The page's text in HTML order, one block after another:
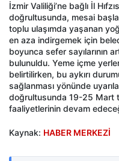
İzmir Valiliği’ne bağlı İl
doğrultusunda, mesai
toplu ulaşımda yaşanan
en aza indirgemek için
boyunca sefer sayılarının
bulunuldu. Yeme içme
belirtilirken, bu aykırı
sağlanması yönünde
doğrultusunda 19-25 Mart
faaliyetlerinin devam
Kaynak: HABER MERKEZİ